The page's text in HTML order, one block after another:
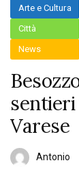
Arte e Cultura
Città
News
Varese
Antonio